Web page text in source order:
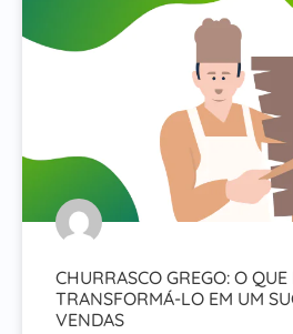
CHURRASCO GREGO: O QUE
TRANSFORMÁ-LO EM UM
VENDAS